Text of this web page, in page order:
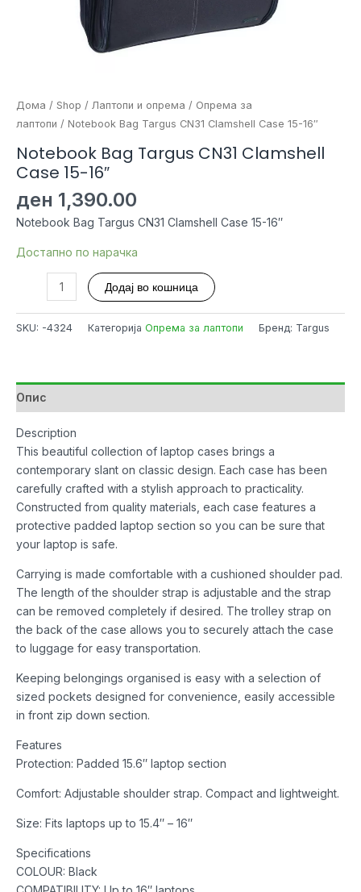
Дома / Shop / Лаптопи и опрема / Опрема за
лаптопи / Notebook Bag Targus CN31 Clamshell Case 15-16″
Notebook Bag Targus CN31 Clamshell
Case 15-16″
ден 1,390.00
Notebook Bag Targus CN31 Clamshell Case 15-16″
Достапно по нарачка
Notebook
Targus
15-
16"
количина
Додај во кошница
SKU: -4324 Категорија Опрема за лаптопи Бренд: Targus
Опис
Description
This beautiful collection of laptop cases brings a
contemporary slant on classic design. Each case has been
carefully crafted with a stylish approach to practicality.
Constructed from quality materials, each case features a
protective padded laptop section so you can be sure that
your laptop is safe.
Carrying is made comfortable with a cushioned shoulder pad.
The length of the shoulder strap is adjustable and the strap
can be removed completely if desired. The trolley strap on
the back of the case allows you to securely attach the case
to luggage for easy transportation.
Keeping belongings organised is easy with a selection of
sized pockets designed for convenience, easily accessible
in front zip down section.
Features
Protection: Padded 15.6″ laptop section
Comfort: Adjustable shoulder strap. Compact and lightweight.
Size: Fits laptops up to 15.4″ – 16″
Specifications
COLOUR: Black